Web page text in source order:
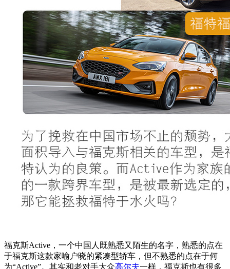
福克斯Active，一个中国人既熟悉又陌生的名字，熟悉的点在
于福克斯这款家喻户晓的紧凑型轿车，但不熟悉的点在于何
为“Active”。其实和老对手大众高尔夫一样，福克斯也有很多